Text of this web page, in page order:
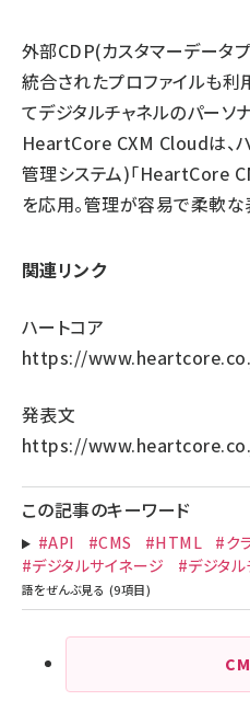
外部CDP(カスタマーデータ
統合されたプロファイルも利
てデジタルチャネルのパーソ
HeartCore CXM Cloudは、
管理システム)「HeartCore
を応用。管理が容易で柔軟な
関連リンク
ハートコア
https://
発表文
https://
この記事のキーワード
#API #CMS #HTML #ク
#デジタルサイネージ
#デジタル